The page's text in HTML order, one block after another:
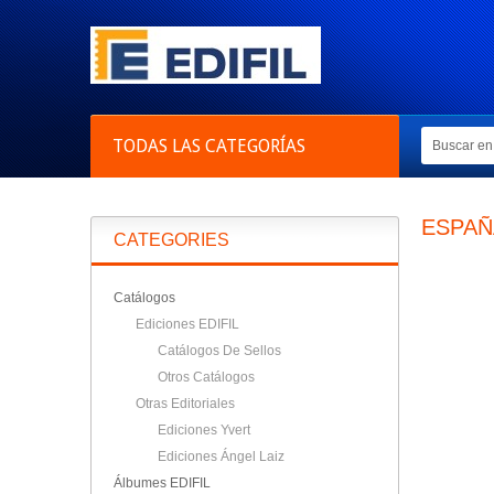
TODAS LAS CATEGORÍAS
CATEGORIES
Catálogos
Ediciones EDIFIL
Catálogos De Sellos
Otros Catálogos
Otras Editoriales
Ediciones Yvert
Ediciones Ángel Laiz
Álbumes EDIFIL